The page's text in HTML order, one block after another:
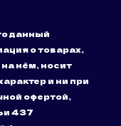
данный
о товарах,
нём, носит
и ни при
офертой,
437